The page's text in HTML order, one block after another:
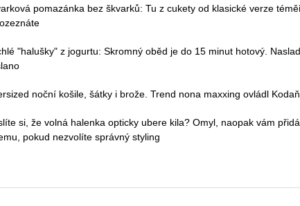
pomazánka bez škvarků: Tu z cukety od klasické verze
"halušky" z jogurtu: Skromný oběd je do 15 minut hotový.
noční košile, šátky i brože. Trend nona maxxing ovládl Kodaň
si, že volná halenka opticky ubere kila? Omyl, naopak vám
pokud nezvolíte správný styling